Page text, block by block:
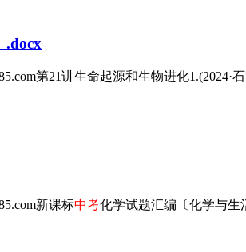
.docx
第21讲生命起源和生物进化1.(2024·
新课标中考化学试题汇编〔化学与生